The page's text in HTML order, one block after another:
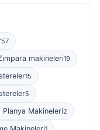
cihazlara kadar
tercih ediliyor.
için çapa makineleri
Bu ürünleri incelerken,
bulunabilirliği gibi
BirMakine'deki
uygun seçeneği
57
makineleri19
15
5
Planya Makineleri2